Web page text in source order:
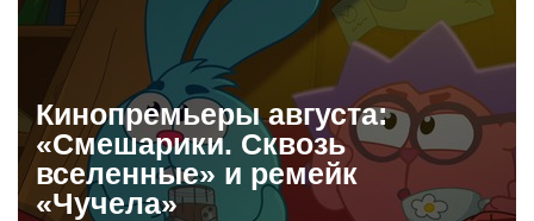
Кинопремьеры августа:
«Смешарики. Сквозь
вселенные» и ремейк
«Чучела»